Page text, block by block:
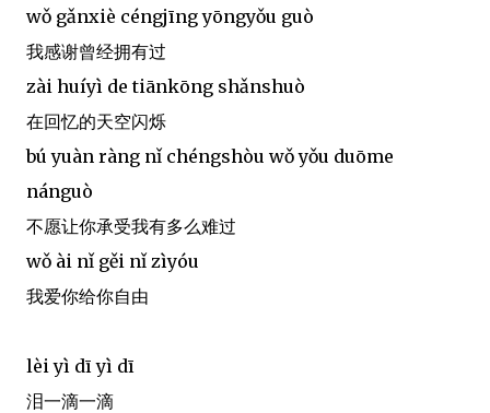
wǒ gǎnxiè céngjīng yōngyǒu guò
我感谢曾经拥有过
zài huíyì de tiānkōng shǎnshuò
在回忆的天空闪烁
bú yuàn ràng nǐ chéngshòu wǒ yǒu duōme
nánguò
不愿让你承受我有多么难过
wǒ ài nǐ gěi nǐ zìyóu
我爱你给你自由
lèi yì dī yì dī
泪一滴一滴